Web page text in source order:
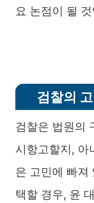
요 논점이 될
검찰의
검찰은 법원의
시항고할지, 아
은 고민에 빠져
택할 경우, 윤